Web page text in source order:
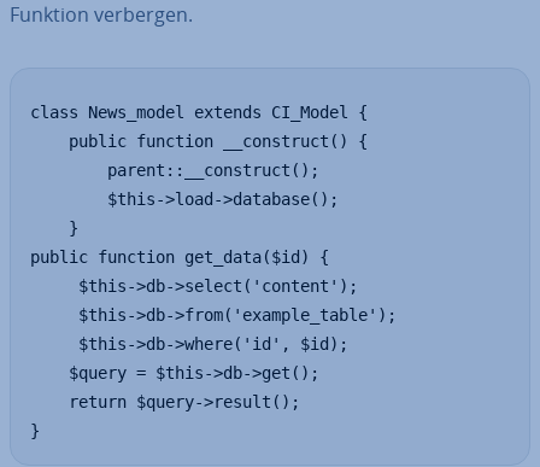
Funktion verbergen.
class News_model extends CI_Model {
    public function __construct() {
        parent::__construct();
        $this->load->database();
    }
public function get_data($id) {
     $this->db->select('content');
     $this->db->from('example_table');
     $this->db->where('id', $id);
    $query = $this->db->get();
    return $query->result();
}